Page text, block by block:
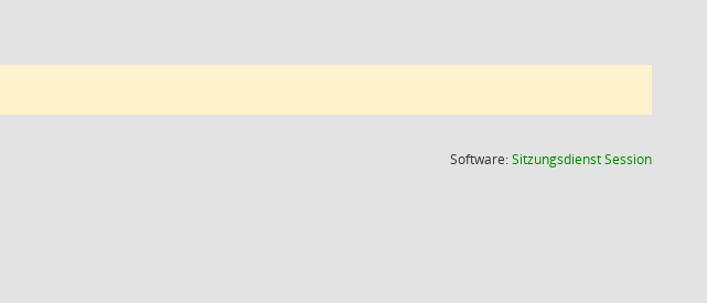
Software:SitzungsdienstSession(Wird in